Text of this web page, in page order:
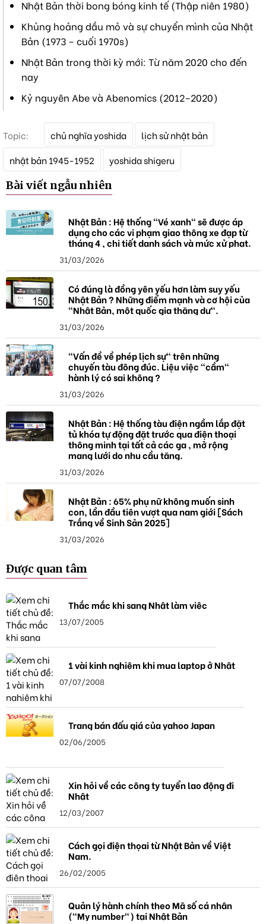
Nhật Bản thời bong bóng kinh tế (Thập niên 1980)
Khủng hoảng dầu mỏ và sự chuyển mình của Nhật
Bản (1973 – cuối 1970s)
Nhật Bản trong thời kỳ mới: Từ năm 2020 cho đến
nay
Kỷ nguyên Abe và Abenomics (2012–2020)
Topic:
h
a
chủ nghĩa yoshida
lịch sử nhật bản
nhật bản 1945-1952
yoshida shigeru
Bài viết ngẫu nhiên
Nhật Bản : Hệ thống "Vé xanh" sẽ được áp
dụng cho các vi phạm giao thông xe đạp từ
tháng 4 , chi tiết danh sách và mức xử phạt.
31/03/2026
Có đúng là đồng yên yếu hơn làm suy yếu
Nhật Bản ? Những điểm mạnh và cơ hội của
"Nhật Bản, một quốc gia thặng dư".
31/03/2026
"Vấn đề về phép lịch sự" trên những
chuyến tàu đông đúc. Liệu việc "cầm"
hành lý có sai không ?
31/03/2026
Nhật Bản : Hệ thống tàu điện ngầm lắp đặt
tủ khóa tự động đặt trước qua điện thoại
thông minh tại tất cả các ga , mở rộng
mạng lưới do nhu cầu tăng.
31/03/2026
Nhật Bản : 65% phụ nữ không muốn sinh
con, lần đầu tiên vượt qua nam giới [Sách
Trắng về Sinh Sản 2025]
31/03/2026
Được quan tâm
Thắc mắc khi sang Nhật làm việc
13/07/2005
1 vài kinh nghiệm khi mua laptop ở Nhật
07/07/2008
Trang bán đấu giá của yahoo Japan
02/06/2005
Xin hỏi về các công ty tuyển lao động đi
Nhật
12/03/2007
Cách gọi điện thọai từ Nhật Bản về Việt
Nam.
26/02/2005
Quản lý hành chính theo Mã số cá nhân
("My number") tại Nhật Bản